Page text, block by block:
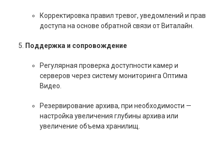
Корректировка правил тревог, уведомлений и прав
доступа на основе обратной связи от Виталайн.
Поддержка и сопровождение
Регулярная проверка доступности камер и
серверов через систему мониторинга Оптима
Видео.
Резервирование архива, при необходимости —
настройка увеличения глубины архива или
увеличение объема хранилищ.